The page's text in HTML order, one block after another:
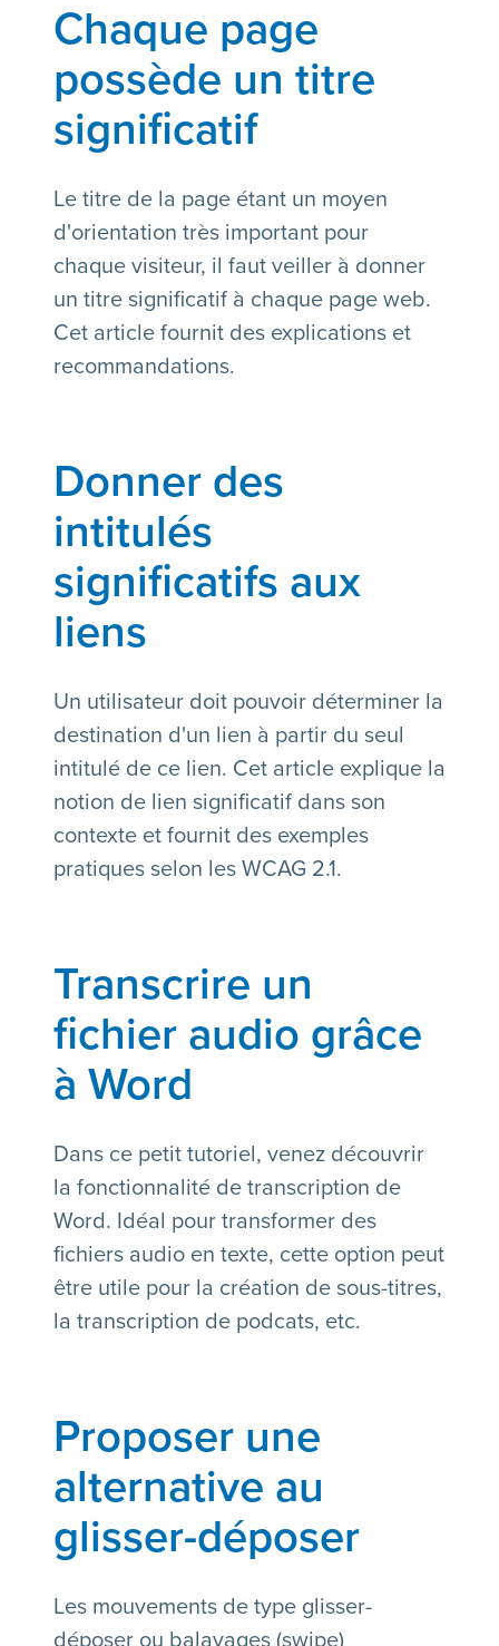
Chaque page
possède un titre
significatif
Le titre de la page étant un moyen
d'orientation très important pour
chaque visiteur, il faut veiller à donner
un titre significatif à chaque page web.
Cet article fournit des explications et
recommandations.
Donner des
intitulés
significatifs aux
liens
Un utilisateur doit pouvoir déterminer la
destination d'un lien à partir du seul
intitulé de ce lien. Cet article explique la
notion de lien significatif dans son
contexte et fournit des exemples
pratiques selon les WCAG 2.1.
Transcrire un
fichier audio grâce
à Word
Dans ce petit tutoriel, venez découvrir
la fonctionnalité de transcription de
Word. Idéal pour transformer des
fichiers audio en texte, cette option peut
être utile pour la création de sous-titres,
la transcription de podcats, etc.
Proposer une
alternative au
glisser-déposer
Les mouvements de type glisser-
déposer ou balayages (swipe)